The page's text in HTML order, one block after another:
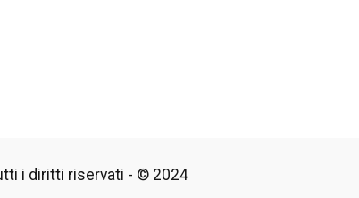
i diritti riservati - © 2024